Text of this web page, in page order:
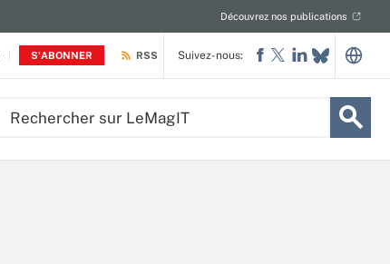
S'ABONNER
Découvrez nos publications
RSS Suivez-nous: